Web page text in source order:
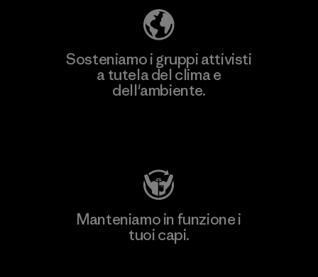
Sosteniamo i gruppi attivisti
a tutela del clima e
dell'ambiente.
Manteniamo in funzione i
tuoi capi.